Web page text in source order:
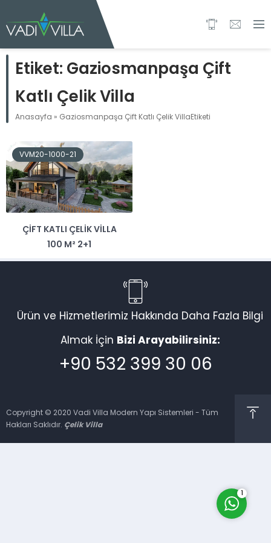
Etiket: Gaziosmanpaşa Çift
Katlı Çelik Villa
Anasayfa » Gaziosmanpaşa Çift Katlı Çelik VillaEtiketi
VVM20-1000-21
ÇIFT KATLI ÇELIK VILLA
100 M² 2+1
Ürün ve Hizmetlerimiz Hakkında Daha Fazla Bilgi
Almak İçin Bizi Arayabilirsiniz:
+90 532 399 30 06
Copyright © 2020 Vadi Villa Modern Yapı Sistemleri - Tüm
Hakları Saklıdır. Çelik Villa
Vadi Villa Canlı Destek
1